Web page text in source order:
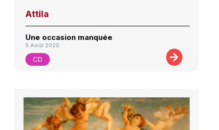
Attila
Une occasion manquée
5 Août 2020
CD